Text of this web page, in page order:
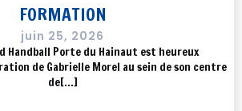
FORMATION
juin 25, 2026
Handball Porte du Hainaut est heureux
de Gabrielle Morel au sein de son centre
de[…]